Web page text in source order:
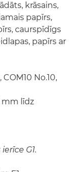
krāsains,
papīrs,
caurspīdīgs
papīrs ar
COM10 No.10,
mm līdz
G1.